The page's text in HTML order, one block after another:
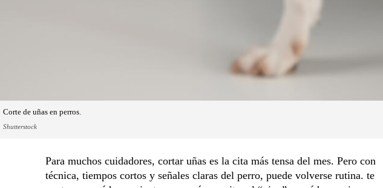
Corte de uñas en perros.
Shutterstock
Para muchos cuidadores, cortar uñas es la cita más tensa del mes. Pero con
técnica, tiempos cortos y señales claras del perro, puede volverse rutina. te